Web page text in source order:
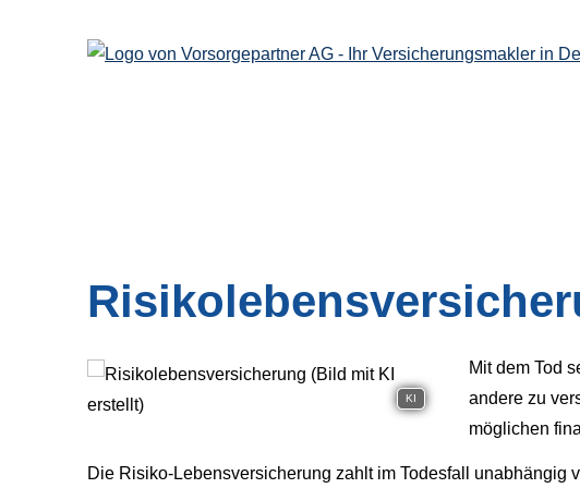
KI
Mit dem Tod
andere zu
möglichen
Die Risiko-Lebensversicherung zahlt im Todesfall unabhängig